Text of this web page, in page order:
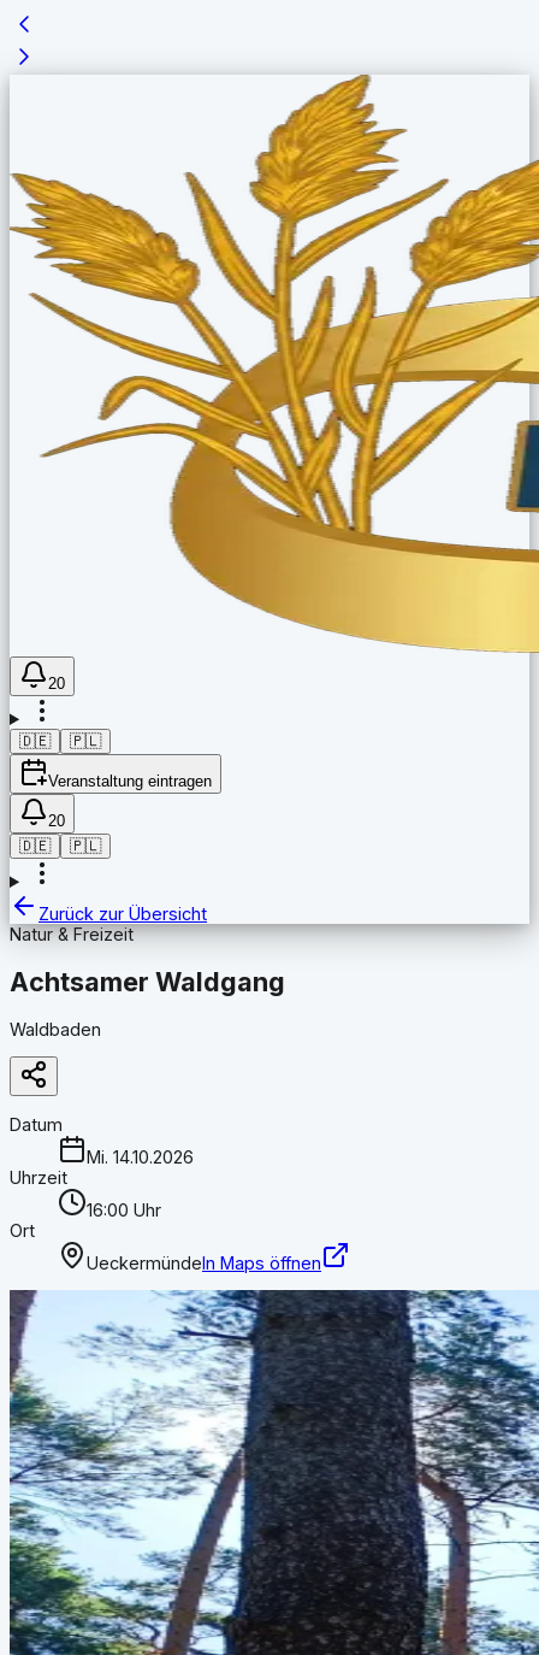
20
🇩🇪 🇵🇱
Veranstaltung eintragen
20
🇩🇪
🇵🇱
Zurück zur Übersicht
Natur & Freizeit
Achtsamer Waldgang
Waldbaden
Datum
Mi. 14.10.2026
Uhrzeit
16:00 Uhr
Ort
UeckermündeIn Maps öffnen